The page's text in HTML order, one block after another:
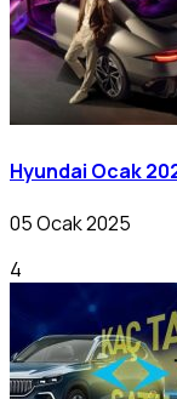
Hyundai Ocak
05 Ocak 2025
4